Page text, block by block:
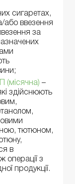
сигаретах,
або ввезення
за
(місячна) –
здійснюють
тютюном,
в
операції з
продукції.